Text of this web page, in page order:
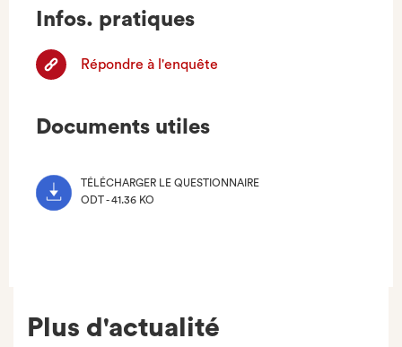
Infos. pratiques
Répondre à l'enquête
Documents utiles
TÉLÉCHARGER LE QUESTIONNAIRE
ODT - 41.36 KO
Plus d'actualité